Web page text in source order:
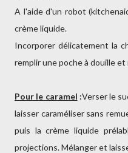
A l'aide d'un robot
crème liquide.
Incorporer délicatement la
remplir une poche à douille et
Pour le caramel :Verser le
laisser caraméliser sans
puis la crème liquide
projections. Mélanger et